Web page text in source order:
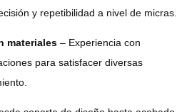
y repetibilidad a nivel de micras.
materiales – Experiencia con
para satisfacer diversas